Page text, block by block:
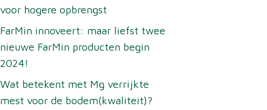
voor hogere opbrengst
FarMin innoveert: maar liefst twee
nieuwe FarMin producten begin
2024!
Wat betekent met Mg verrijkte
mest voor de bodem(kwaliteit)?